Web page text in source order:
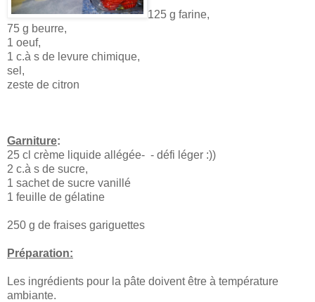
125 g farine,
75 g beurre,
1 oeuf,
1 c.à s de levure chimique,
sel,
zeste de citron
Garniture:
25 cl crème liquide allégée- - défi léger :))
2 c.à s de sucre,
1 sachet de sucre vanillé
1 feuille de gélatine
250 g de fraises gariguettes
Préparation:
Les ingrédients pour la pâte doivent être à température
ambiante.